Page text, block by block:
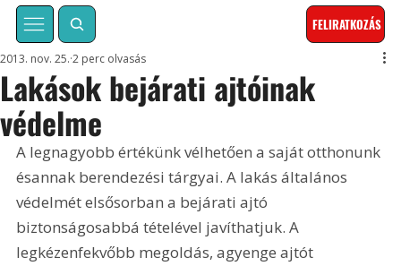
FELIRATKOZÁS
Lakások bejárati ajtóinak
védelme
2013. nov. 25. 2 perc olvasás
A legnagyobb értékünk vélhetően a saját otthonunk
ésannak berendezési tárgyai. A lakás általános
védelmét elsősorban a bejárati ajtó
biztonságosabbá tételével javíthatjuk. A
legkézenfekvőbb megoldás, agyenge ajtót